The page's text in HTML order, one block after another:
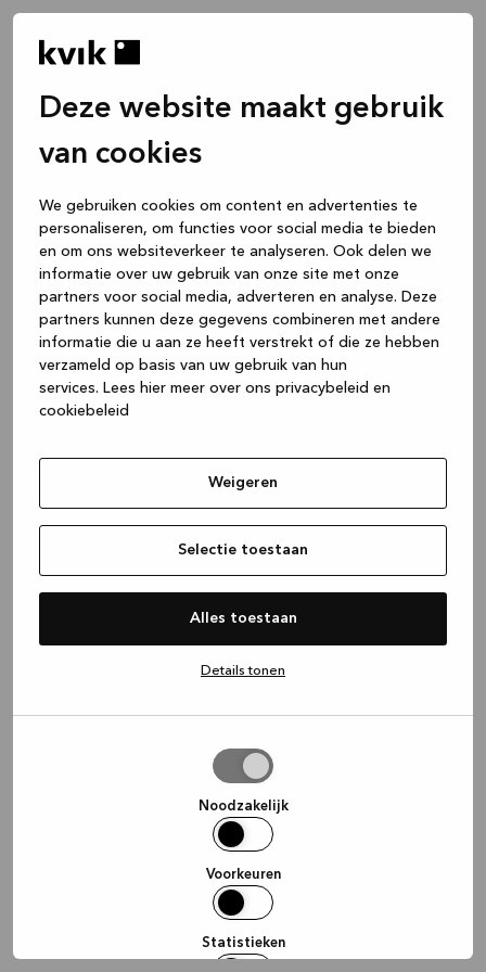
Deze website maakt gebruik
van cookies
We gebruiken cookies om content en advertenties te
personaliseren, om functies voor social media te bieden
en om ons websiteverkeer te analyseren. Ook delen we
informatie over uw gebruik van onze site met onze
partners voor social media, adverteren en analyse. Deze
partners kunnen deze gegevens combineren met andere
informatie die u aan ze heeft verstrekt of die ze hebben
verzameld op basis van uw gebruik van hun
services. Lees hier meer over ons privacybeleid en
cookiebeleid
Weigeren
Selectie toestaan
Alles toestaan
Details tonen
Noodzakelijk
Voorkeuren
Statistieken
(see the browser console for more
information).